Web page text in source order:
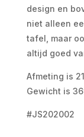
design en
niet alleen
tafel, maar
altijd goed
Afmeting is
Gewicht is
#JS202002